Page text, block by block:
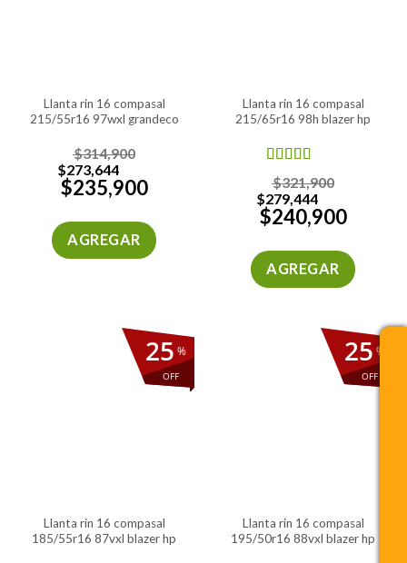
llanta rin 16 compasal
215/55r16 97wxl grandeco
$314,900
$273,644
$235,900
AGREGAR
llanta rin 16 compasal
215/65r16 98h blazer hp
Valorado
en4.00
de 5
$321,900
$279,444
$240,900
AGREGAR
%
OFF
25
llanta rin 16 compasal
185/55r16 87vxl blazer hp
%
OFF
25
llanta rin 16 compasal
195/50r16 88vxl blazer hp